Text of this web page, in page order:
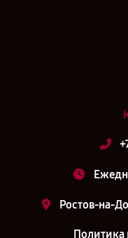
Ростов-на-
Политика